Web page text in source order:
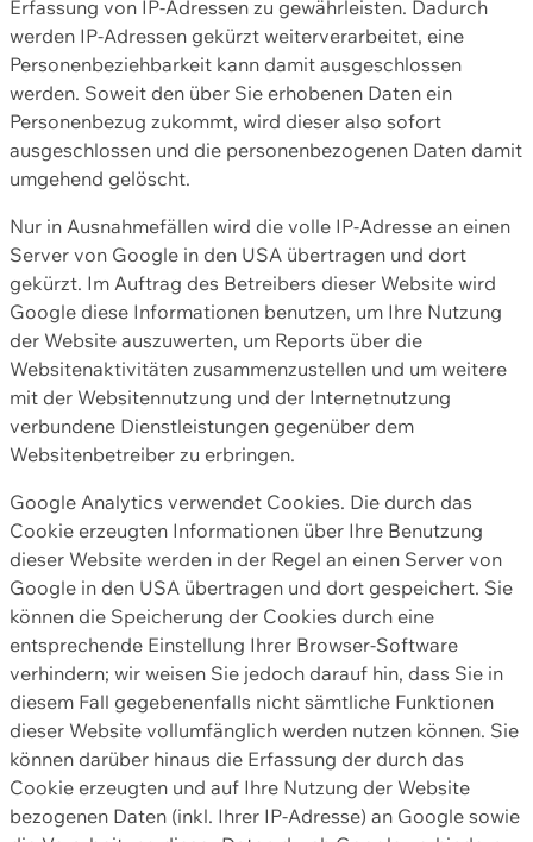
Erfassung von IP-Adressen zu gewährleisten. Dadurch
werden IP-Adressen gekürzt weiterverarbeitet, eine
Personenbeziehbarkeit kann damit ausgeschlossen
werden. Soweit den über Sie erhobenen Daten ein
Personenbezug zukommt, wird dieser also sofort
ausgeschlossen und die personenbezogenen Daten damit
umgehend gelöscht.
Nur in Ausnahmefällen wird die volle IP-Adresse an einen
Server von Google in den USA übertragen und dort
gekürzt. Im Auftrag des Betreibers dieser Website wird
Google diese Informationen benutzen, um Ihre Nutzung
der Website auszuwerten, um Reports über die
Websitenaktivitäten zusammenzustellen und um weitere
mit der Websitennutzung und der Internetnutzung
verbundene Dienstleistungen gegenüber dem
Websitenbetreiber zu erbringen.
Google Analytics verwendet Cookies. Die durch das
Cookie erzeugten Informationen über Ihre Benutzung
dieser Website werden in der Regel an einen Server von
Google in den USA übertragen und dort gespeichert. Sie
können die Speicherung der Cookies durch eine
entsprechende Einstellung Ihrer Browser-Software
verhindern; wir weisen Sie jedoch darauf hin, dass Sie in
diesem Fall gegebenenfalls nicht sämtliche Funktionen
dieser Website vollumfänglich werden nutzen können. Sie
können darüber hinaus die Erfassung der durch das
Cookie erzeugten und auf Ihre Nutzung der Website
bezogenen Daten (inkl. Ihrer IP-Adresse) an Google sowie